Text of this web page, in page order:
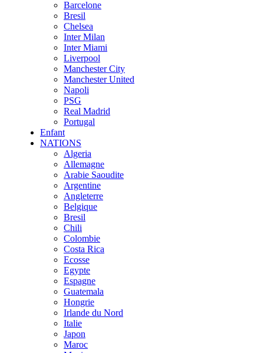
Barcelone
Bresil
Chelsea
Inter Milan
Inter Miami
Liverpool
Manchester City
Manchester United
Napoli
PSG
Real Madrid
Portugal
Enfant
NATIONS
Algeria
Allemagne
Arabie Saoudite
Argentine
Angleterre
Belgique
Bresil
Chili
Colombie
Costa Rica
Ecosse
Egypte
Espagne
Guatemala
Hongrie
Irlande du Nord
Italie
Japon
Maroc